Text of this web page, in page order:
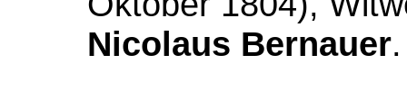
Nicolaus Bernauer.